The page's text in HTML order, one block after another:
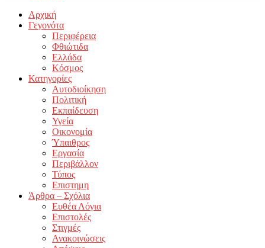
Facebook
Twitter
Instagram
Youtube
Email
Αρχική
Γεγονότα
Περιφέρεια
Φθιώτιδα
Ελλάδα
Κόσμος
Κατηγορίες
Αυτοδιοίκηση
Πολιτική
Εκπαίδευση
Υγεία
Οικονομία
Ύπαιθρος
Εργασία
Περιβάλλον
Τύπος
Επιστημη
Άρθρα – Σχόλια
Ευθέα Λόγια
Επιστολές
Στιγμές
Ανακοινώσεις